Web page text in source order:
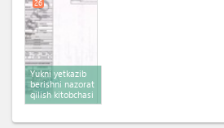
Yukni yetkazib
berishni nazorat
qilish kitobchasi
26